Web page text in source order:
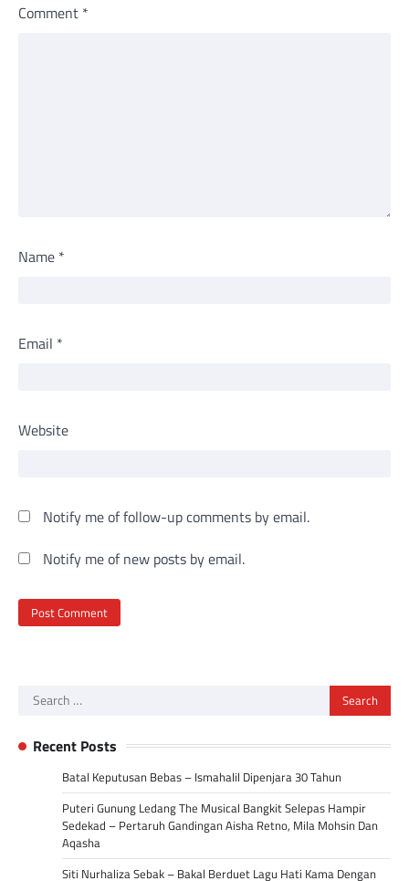
Comment *
Name *
Email *
Website
Notify me of follow-up comments by email.
Notify me of new posts by email.
Search
Recent Posts
Batal Keputusan Bebas – Ismahalil Dipenjara 30 Tahun
Puteri Gunung Ledang The Musical Bangkit Selepas Hampir
Sedekad – Pertaruh Gandingan Aisha Retno, Mila Mohsin Dan
Aqasha
Siti Nurhaliza Sebak – Bakal Berduet Lagu Hati Kama Dengan